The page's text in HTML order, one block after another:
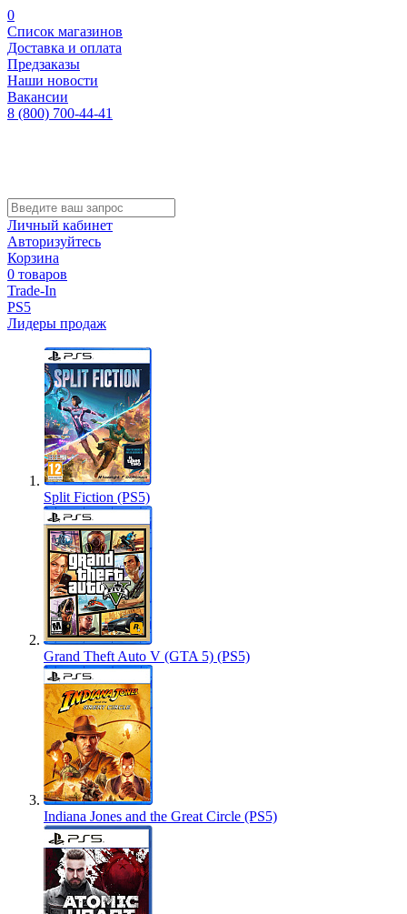
0
Список магазинов
Доставка и оплата
Предзаказы
Наши новости
Вакансии
8 (800) 700-44-41
Личный кабинет
Авторизуйтесь
Корзина
0 товаров
Trade-In
PS5
Лидеры продаж
Split Fiction (PS5)
Grand Theft Auto V (GTA 5) (PS5)
Indiana Jones and the Great Circle (PS5)